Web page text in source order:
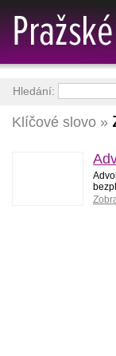
Klíčové slovo »
Hledání: